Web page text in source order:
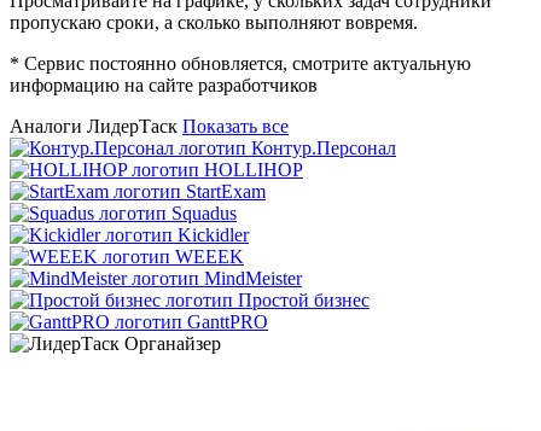
пропускаю сроки, а сколько выполняют вовремя.
* Сервис постоянно обновляется, смотрите актуальную
информацию на сайте разработчиков
Аналоги ЛидерТаск Показать все
Контур.Персонал
HOLLIHOP
StartExam
Squadus
Kickidler
WEEEK
MindMeister
Простой бизнес
GanttPRO